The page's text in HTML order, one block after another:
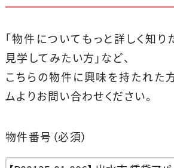
「物件についてもっと詳しく知り
見学してみたい方」など、
こちらの物件に興味を持たれた
ムよりお問い合わせください。
物件番号 （必須）